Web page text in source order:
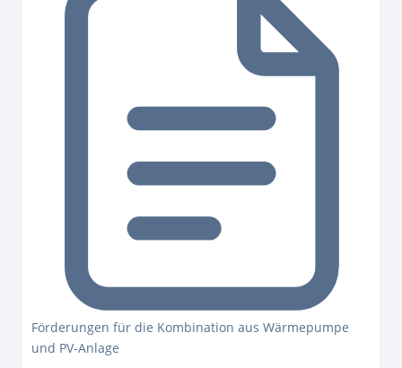
Förderungen für die Kombination aus Wärmepumpe
und PV-Anlage